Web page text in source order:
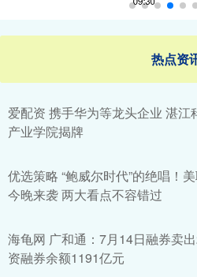
热点资
爱配资 携手华为等龙头企业 湛江
产业学院揭牌
优选策略 “鲍威尔时代”的绝唱！
今晚来袭 两大看点不容错过
海龟网 广和通：7月14日融券卖
资融券余额1191亿元